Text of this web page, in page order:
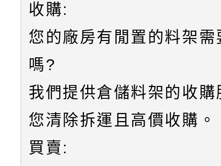
收購:
您的廠房有閒置的料架需
嗎?
我們提供倉儲料架的收
您清除拆運且高價收購。
買賣: